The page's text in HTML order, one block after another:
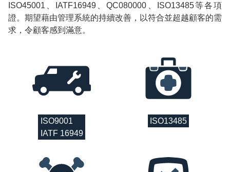
ISO45001、IATF16949、QC080000、ISO13485等各項
證。期望藉由管理系統的持續改善，以符合並超越顧客的需
求，令顧客感到滿意。
ISO9001
IATF 16949
ISO13485